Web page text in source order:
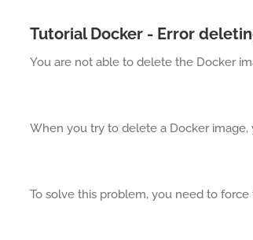
Tutorial Docker - Error
You are not able to delete the Docker
When you try to delete a Docker
To solve this problem, you need to